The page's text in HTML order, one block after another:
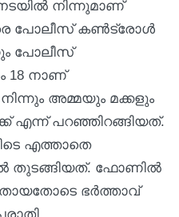
നിന്നുമാണ്
പോലീസ് കണ്‍ട്രോള്‍
പോലീസ്
18 നാണ്
അമ്മയും മക്കളും
എന്ന് പറഞ്ഞിറങ്ങിയത്.
എത്താതെ
തുടങ്ങിയത്. ഫോണില്‍
ഭര്‍ത്താവ്